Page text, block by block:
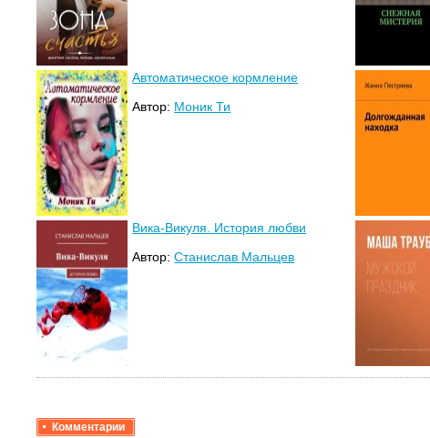
Автоматическое кормление
Автор: Моник Ти
Вика-Викуля. История любви
Автор:Станислав Мальцев
Комментарии